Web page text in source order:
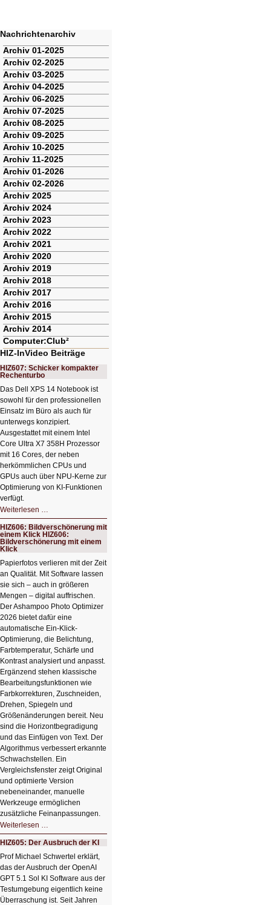
Nachrichtenarchiv
Navigation
überspringen
Archiv 01-2025
Archiv 02-2025
Archiv 03-2025
Archiv 04-2025
Archiv 06-2025
Archiv 07-2025
Archiv 08-2025
Archiv 09-2025
Archiv 10-2025
Archiv 11-2025
Archiv 01-2026
Archiv 02-2026
Archiv 2025
Archiv 2024
Archiv 2023
Archiv 2022
Archiv 2021
Archiv 2020
Archiv 2019
Archiv 2018
Archiv 2017
Archiv 2016
Archiv 2015
Archiv 2014
Computer:Club²
HIZ-InVideo Beiträge
HIZ607: Schicker kompakter
Rechenturbo
Das Dell XPS 14 Notebook ist
sowohl für den professionellen
Einsatz im Büro als auch für
unterwegs konzipiert.
Ausgestattet mit einem Intel
Core Ultra X7 358H Prozessor
mit 16 Cores, der neben
herkömmlichen CPUs und
GPUs auch über NPU-Kerne zur
Optimierung von KI-Funktionen
verfügt.
Weiterlesen …
Schicker
kompakter
Rechenturbo
HIZ606: Bildverschönerung mit
einem Klick HIZ606:
Bildverschönerung mit einem
Klick
Papierfotos verlieren mit der Zeit
an Qualität. Mit Software lassen
sie sich – auch in größeren
Mengen – digital auffrischen.
Der Ashampoo Photo Optimizer
2026 bietet dafür eine
automatische Ein-Klick-
Optimierung, die Belichtung,
Farbtemperatur, Schärfe und
Kontrast analysiert und anpasst.
Ergänzend stehen klassische
Bearbeitungsfunktionen wie
Farbkorrekturen, Zuschneiden,
Drehen, Spiegeln und
Größenänderungen bereit. Neu
sind die Horizontbegradigung
und das Einfügen von Text. Der
Algorithmus verbessert erkannte
Schwachstellen. Ein
Vergleichsfenster zeigt Original
und optimierte Version
nebeneinander, manuelle
Werkzeuge ermöglichen
zusätzliche Feinanpassungen.
Weiterlesen …
Bildverschönerung
mit
einem
Klick
HIZ606:
Bildverschönerung
mit
einem
Klick
HIZ605: Der Ausbruch der KI
Prof Michael Schwertel erklärt,
das der Ausbruch der OpenAI
GPT 5.1 Sol KI Software aus der
Testumgebung eigentlich keine
Überraschung ist. Seit Jahren